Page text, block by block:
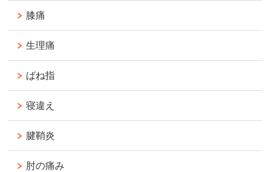
膝痛
生理痛
ばね指
寝違え
腱鞘炎
肘の痛み